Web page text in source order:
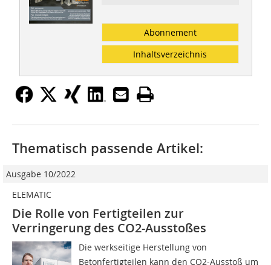
Abonnement
Inhaltsverzeichnis
Thematisch passende Artikel:
Ausgabe 10/2022
ELEMATIC
Die Rolle von Fertigteilen zur
Verringerung des CO2-Ausstoßes
Die werkseitige Herstellung von
Betonfertigteilen kann den CO2-Ausstoß um